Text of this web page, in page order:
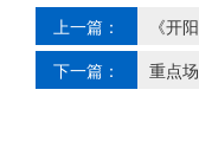
上一篇：
《开
下一篇：
重点